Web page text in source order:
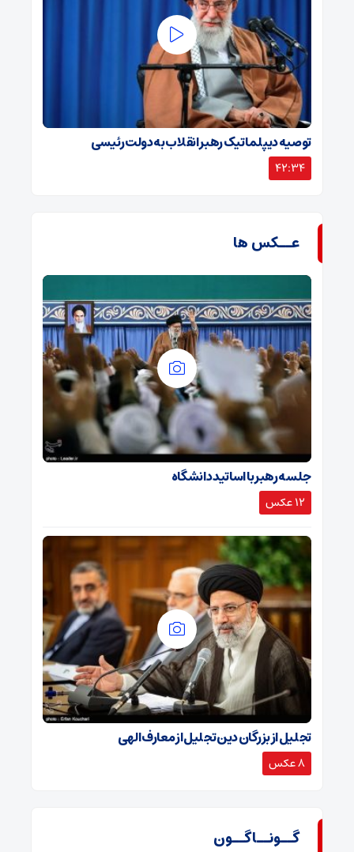
توصیه دیپلماتیک رهبر انقلاب به دولت رئیسی
42:34
عــکس ها
جلسه رهبر با اساتید دانشگاه
12 عکس
تجلیل از بزرگان دین تجلیل از معارف الهی
8 عکس
گــونــاگــون